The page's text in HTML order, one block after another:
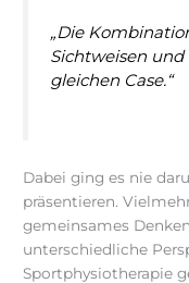
„Die
Sichtweisen
gleichen Case.“
Dabei ging es nie
präsentieren.
gemeinsames
unterschiedliche
Sportphysiotherapie